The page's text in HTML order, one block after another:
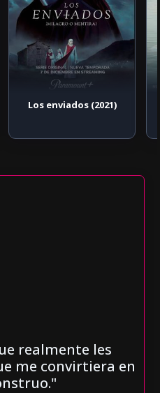
Los enviados (2021)
realmente les
me convirtiera en